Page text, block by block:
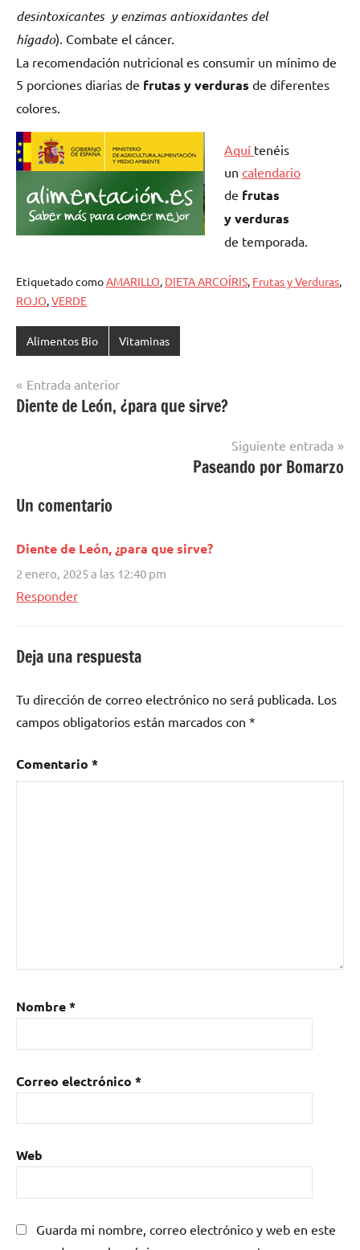
desintoxicantes y enzimas antioxidantes del
hígado). Combate el cáncer.
La recomendación nutricional es consumir un mínimo de
5 porciones diarias de frutas y verduras de diferentes
colores.
Aquí tenéis
un calendario
de frutas
y verduras
de temporada.
Etiquetado comoAMARILLO, DIETA ARCOÍRIS, Frutas y Verduras,
ROJO,VERDE
Alimentos Bio Vitaminas
Navegación
de
Entrada anterior
Diente de León, ¿para que sirve?
Siguiente entrada
Paseando por Bomarzo
Un comentario
Diente de León, ¿para que sirve?
2 enero, 2025 a las 12:40 pm
Responder
Deja una respuesta
Tu dirección de correo electrónico no será publicada. Los
campos obligatorios están marcados con *
Comentario *
Nombre*
Correo electrónico *
Web
Guarda mi nombre, correo electrónico y web en este